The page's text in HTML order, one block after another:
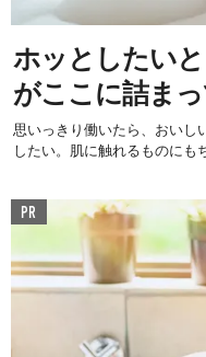
ホッとしたいと
がここに詰ま
思いっきり働いたら、おいし
したい。肌に触れるものにも
PR